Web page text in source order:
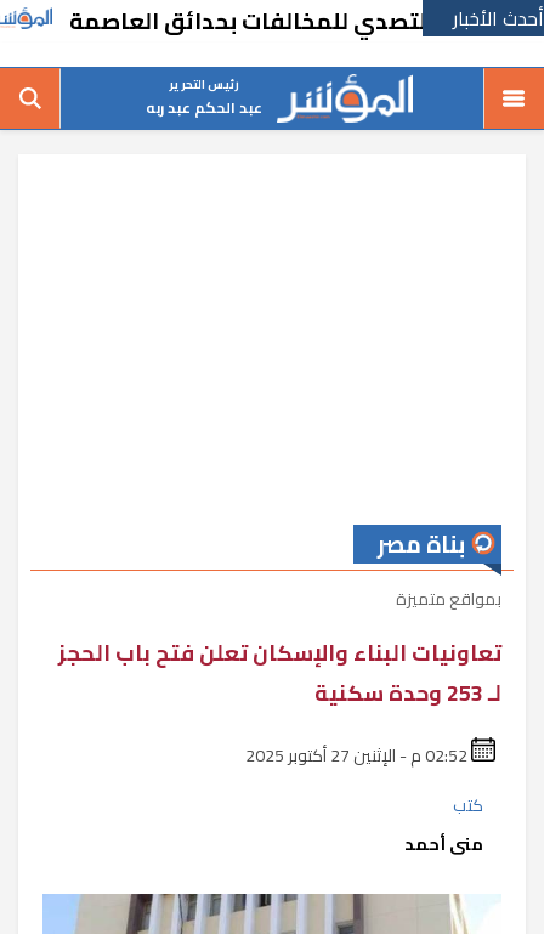
أحدث الأخبارللتصدي للمخالفات بحدائق العاصمة
رئيس التحرير
عبد الحكم عبد ربه
بناة مصر
بمواقع متميزة
تعاونيات البناء والإسكان تعلن فتح باب الحجز
لـ 253 وحدة سكنية
كتب
منى أحمد